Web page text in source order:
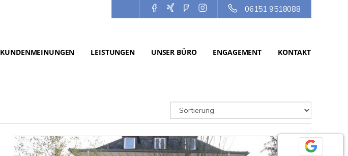
06151 9518088
KUNDENMEINUNGEN LEISTUNGEN UNSER BÜRO ENGAGEMENT KONTAKT